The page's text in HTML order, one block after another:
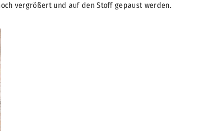
vergrößert und auf den Stoff gepaust werden.